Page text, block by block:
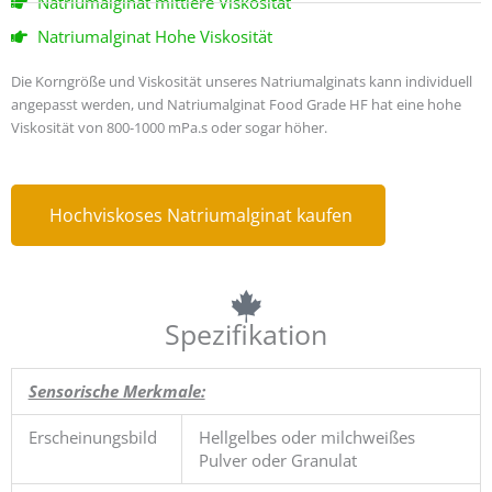
Natriumalginat Hohe Viskosität
Die Korngröße und Viskosität unseres Natriumalginats kann individuell
angepasst werden, und Natriumalginat Food Grade HF hat eine hohe
Viskosität von 800-1000 mPa.s oder sogar höher.
Hochviskoses Natriumalginat kaufen
Spezifikation
Sensorische Merkmale:
Erscheinungsbild
Hellgelbes oder milchweißes
Pulver oder Granulat